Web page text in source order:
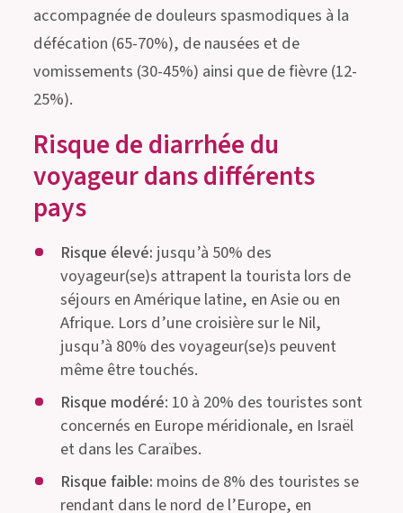
accompagnée de douleurs spasmodiques à la
défécation (65-70%), de nausées et de
vomissements (30-45%) ainsi que de fièvre (12-
25%).
Risque de diarrhée du
voyageur dans différents
pays
Risque élevé: jusqu’à 50% des
voyageur(se)s attrapent la tourista lors de
séjours en Amérique latine, en Asie ou en
Afrique. Lors d’une croisière sur le Nil,
jusqu’à 80% des voyageur(se)s peuvent
même être touchés.
Risque modéré: 10 à 20% des touristes sont
concernés en Europe méridionale, en Israël
et dans les Caraïbes.
Risque faible: moins de 8% des touristes se
rendant dans le nord de l’Europe, en